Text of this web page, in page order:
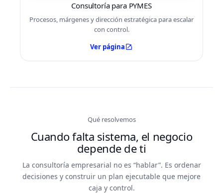
Consultoría para PYMES
Procesos, márgenes y dirección estratégica para escalar
con control.
Ver página
Qué resolvemos
Cuando falta sistema, el negocio
depende de ti
La consultoría empresarial no es “hablar”. Es ordenar
decisiones y construir un plan ejecutable que mejore
caja y control.